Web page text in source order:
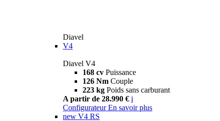
Diavel
V4
Diavel V4
168 cv Puissance
126 Nm Couple
223 kg Poids sans carburant
A partir de 28.990 € i
Configurateur En savoir plus
new V4 RS